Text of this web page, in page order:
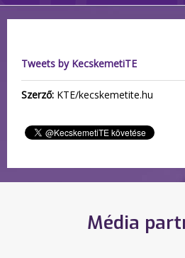
Tweets by KecskemetiTE
Szerző: KTE/kecskemetite.hu
Média